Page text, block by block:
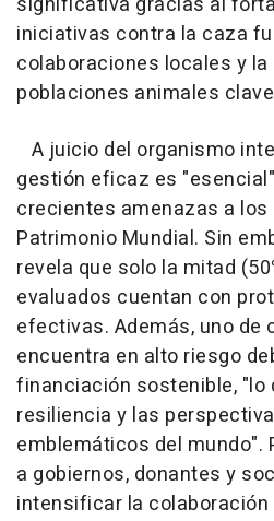
iniciativas contra la caza
colaboraciones locales y
poblaciones animales
A juicio del organismo
gestión eficaz es
crecientes amenazas a
Patrimonio Mundial. Sin
revela que solo la mitad
evaluados cuentan con
efectivas. Además, uno de
encuentra en alto riesgo
financiación sostenible, "lo
resiliencia y las
emblemáticos del mundo".
a gobiernos, donantes y
intensificar la